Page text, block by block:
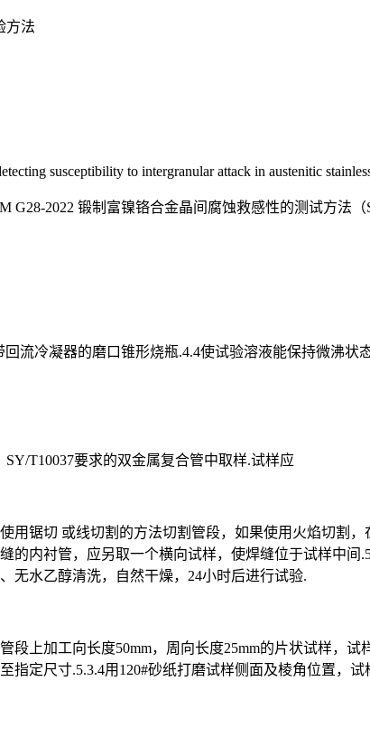
方法
susceptibility to intergranular attack in austenitic
G28-2022 锻制富镍铬合金晶间腐蚀救感性的测试方法（
流冷凝器的磨口锥形烧瓶.4.4使试验溶液能保持微沸状
T10037要求的双金属复合管中取样.试样应
用锯切 或线切割的方法切割管段，如果使用火焰切割
的内衬管，应另取一个横向试样，使焊缝位于试样中间
无水乙醇清洗，自然干燥，24小时后进行试验.
上加工向长度50mm，周向长度25mm的片状试样，
定尺寸.5.3.4用120#砂纸打磨试样侧面及棱角位置，